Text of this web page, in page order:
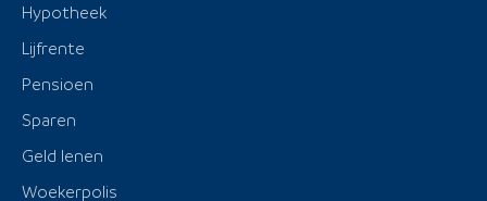
Hypotheek
Lijfrente
Pensioen
Sparen
Geld lenen
Woekerpolis